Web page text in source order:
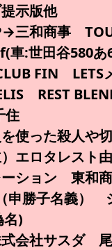
示版他
三和商事
:世田谷580
FIN LETS
REST
住
使った殺人や
エロタレスト
ーション 東和
申勝子名義）
)
会社サスダ